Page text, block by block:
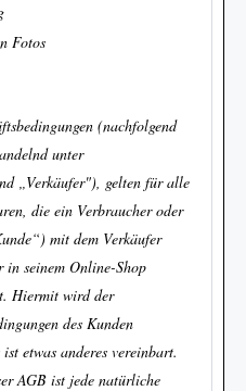
Fotos
(nachfolgend
unter
„Verkäufer"), gelten für alle
die ein Verbraucher oder
mit dem Verkäufer
seinem Online-Shop
Hiermit wird der
des Kunden
etwas anderes vereinbart.
AGB ist jede natürliche